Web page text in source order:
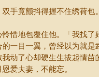
竟颤抖得握不住绣荷包。
地包覆住他。「我找了
一目一翼，曾经以为就是
动了心却硬生生拔起情苗
爱夫妻，不能忘。